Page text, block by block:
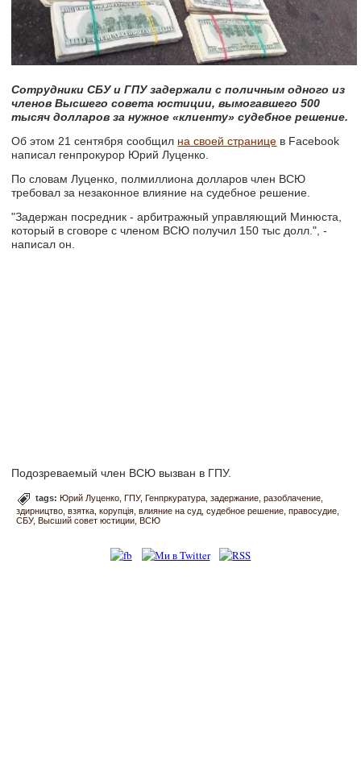
Сотрудники СБУ и ГПУ задержали с поличным одного из
членов Высшего совета юстиции, вымогавшего 500
тысяч долларов за нужное «клиенту» судебное решение.
Об этом 21 сентября сообщил на своей странице в Facebook
написал генпрокурор Юрий Луценко.
По словам Луценко, полмиллиона долларов член ВСЮ
требовал за незаконное влияние на судебное решение.
"Задержан посредник - арбитражный управляющий Минюста,
который в сговоре с членом ВСЮ получил 150 тыс долл.", -
написал он.
Подозреваемый член ВСЮ вызван в ГПУ.
tags:Юрий Луценко ГПУ Генпркуратура задержание разоблачение
здирництво взятка корупція влияние на суд судебное решение правосудие
СБУ Высший совет юстиции ВСЮ